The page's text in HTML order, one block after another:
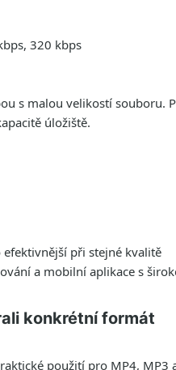
320 kbps
s malou velikostí
úložiště.
při stejné kvalitě
a mobilní aplikace s
konkrétní formát
použití pro MP4, MP3